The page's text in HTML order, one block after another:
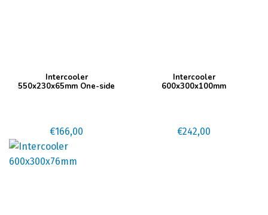
Intercooler
550x230x65mm One-side
€166,00
Intercooler
600x300x100mm
€242,00